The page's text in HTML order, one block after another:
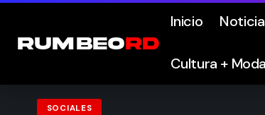
Inicio
Cultura + Moda
SOCIALES